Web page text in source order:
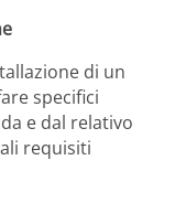
di un
specifici
e dal relativo
requisiti